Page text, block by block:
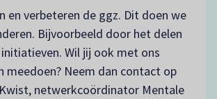
en verbeteren de ggz. Dit doen we
Bijvoorbeeld door het delen
Wil jij ook met ons
meedoen? Neem dan contact op
netwerkcoördinator Mentale